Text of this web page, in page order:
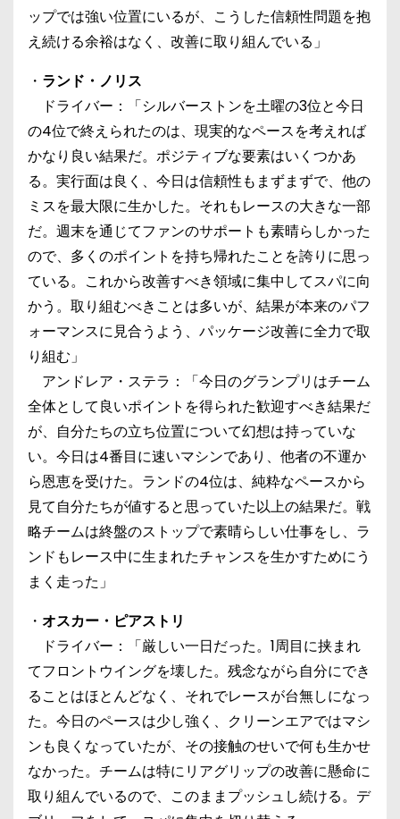
ップでは強い位置にいるが、こうした信頼性問題を抱
え続ける余裕はなく、改善に取り組んでいる」
・ ランド・ノリス
ドライバー：「シルバーストンを土曜の3位と今日
の4位で終えられたのは、現実的なペースを考えれば
かなり良い結果だ。ポジティブな要素はいくつかあ
る。実行面は良く、今日は信頼性もまずまずで、他の
ミスを最大限に生かした。それもレースの大きな一部
だ。週末を通じてファンのサポートも素晴らしかった
ので、多くのポイントを持ち帰れたことを誇りに思っ
ている。これから改善すべき領域に集中してスパに向
かう。取り組むべきことは多いが、結果が本来のパフ
ォーマンスに見合うよう、パッケージ改善に全力で取
り組む」
アンドレア・ステラ：「今日のグランプリはチーム
全体として良いポイントを得られた歓迎すべき結果だ
が、自分たちの立ち位置について幻想は持っていな
い。今日は4番目に速いマシンであり、他者の不運か
ら恩恵を受けた。ランドの4位は、純粋なペースから
見て自分たちが値すると思っていた以上の結果だ。戦
略チームは終盤のストップで素晴らしい仕事をし、ラ
ンドもレース中に生まれたチャンスを生かすためにう
まく走った」
・ オスカー・ピアストリ
ドライバー：「厳しい一日だった。1周目に挟まれ
てフロントウイングを壊した。残念ながら自分にでき
ることはほとんどなく、それでレースが台無しになっ
た。今日のペースは少し強く、クリーンエアではマシ
ンも良くなっていたが、その接触のせいで何も生かせ
なかった。チームは特にリアグリップの改善に懸命に
取り組んでいるので、このままプッシュし続ける。デ